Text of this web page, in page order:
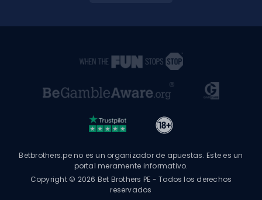
Betbrothers.pe no es un organizador de apuestas. Este es un
portal meramente informativo.
Copyright © 2026 Bet Brothers PE - Todos los derechos
reservados